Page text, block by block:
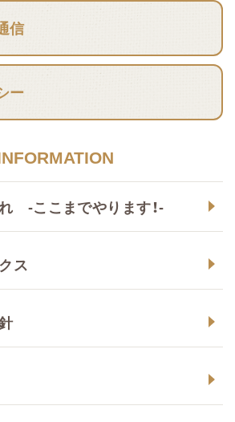
信
ー
-ここまでやります！-
ス